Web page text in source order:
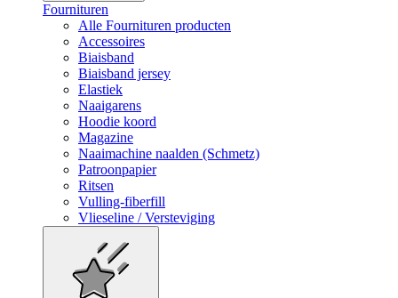
Fournituren
Alle Fournituren producten
Accessoires
Biaisband
Biaisband jersey
Elastiek
Naaigarens
Hoodie koord
Magazine
Naaimachine naalden (Schmetz)
Patroonpapier
Ritsen
Vulling-fiberfill
Vlieseline / Versteviging